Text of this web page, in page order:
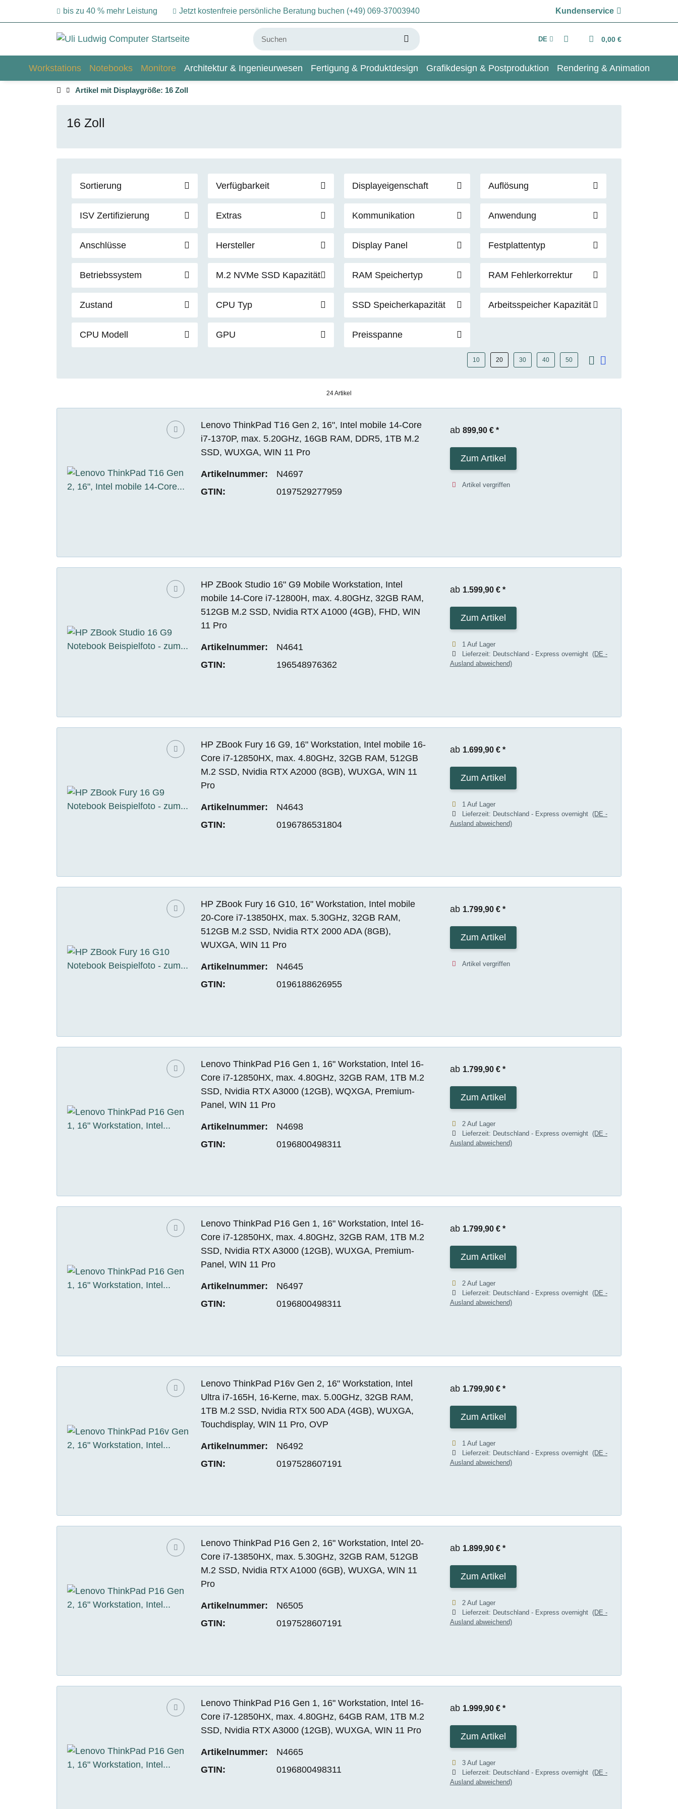
bis zu 40 % mehr Leistung Jetzt kostenfreie persönliche Beratung buchen (+49) 069-37003940 Kundenservice
DE 0,00 €
Workstations Notebooks Monitore Architektur & Ingenieurwesen Fertigung & Produktdesign Grafikdesign & Postproduktion Rendering & Animation
Artikel mit Displaygröße: 16 Zoll
16 Zoll
Sortierung Verfügbarkeit Displayeigenschaft Auflösung
ISV Zertifizierung Extras Kommunikation Anwendung
Anschlüsse Hersteller Display Panel Festplattentyp
Betriebssystem M.2 NVMe SSD Kapazität RAM Speichertyp RAM Fehlerkorrektur
Zustand CPU Typ SSD Speicherkapazität Arbeitsspeicher Kapazität
CPU Modell GPU Preisspanne
10 20 30 40 50
24 Artikel
Lenovo ThinkPad T16 Gen 2, 16", Intel mobile 14-Core
i7-1370P, max. 5.20GHz, 16GB RAM, DDR5, 1TB M.2
SSD, WUXGA, WIN 11 Pro
Artikelnummer:
N4697
GTIN:
0197529277959
ab 899,90 € *
Zum Artikel
Artikel vergriffen
HP ZBook Studio 16" G9 Mobile Workstation, Intel
mobile 14-Core i7-12800H, max. 4.80GHz, 32GB RAM,
512GB M.2 SSD, Nvidia RTX A1000 (4GB), FHD, WIN
11 Pro
Artikelnummer:
N4641
GTIN:
196548976362
ab 1.599,90 € *
Zum Artikel
1 Auf Lager
Lieferzeit: Deutschland - Express overnight (DE -
Ausland abweichend)
HP ZBook Fury 16 G9, 16" Workstation, Intel mobile 16-
Core i7-12850HX, max. 4.80GHz, 32GB RAM, 512GB
M.2 SSD, Nvidia RTX A2000 (8GB), WUXGA, WIN 11
Pro
Artikelnummer:
N4643
GTIN:
0196786531804
ab 1.699,90 € *
Zum Artikel
1 Auf Lager
Lieferzeit: Deutschland - Express overnight (DE -
Ausland abweichend)
HP ZBook Fury 16 G10, 16" Workstation, Intel mobile
20-Core i7-13850HX, max. 5.30GHz, 32GB RAM,
512GB M.2 SSD, Nvidia RTX 2000 ADA (8GB),
WUXGA, WIN 11 Pro
Artikelnummer:
N4645
GTIN:
0196188626955
ab 1.799,90 € *
Zum Artikel
Artikel vergriffen
Lenovo ThinkPad P16 Gen 1, 16" Workstation, Intel 16-
Core i7-12850HX, max. 4.80GHz, 32GB RAM, 1TB M.2
SSD, Nvidia RTX A3000 (12GB), WQXGA, Premium-
Panel, WIN 11 Pro
Artikelnummer:
N4698
GTIN:
0196800498311
ab 1.799,90 € *
Zum Artikel
2 Auf Lager
Lieferzeit: Deutschland - Express overnight (DE -
Ausland abweichend)
Lenovo ThinkPad P16 Gen 1, 16" Workstation, Intel 16-
Core i7-12850HX, max. 4.80GHz, 32GB RAM, 1TB M.2
SSD, Nvidia RTX A3000 (12GB), WUXGA, Premium-
Panel, WIN 11 Pro
Artikelnummer:
N6497
GTIN:
0196800498311
ab 1.799,90 € *
Zum Artikel
2 Auf Lager
Lieferzeit: Deutschland - Express overnight (DE -
Ausland abweichend)
Lenovo ThinkPad P16v Gen 2, 16" Workstation, Intel
Ultra i7-165H, 16-Kerne, max. 5.00GHz, 32GB RAM,
1TB M.2 SSD, Nvidia RTX 500 ADA (4GB), WUXGA,
Touchdisplay, WIN 11 Pro, OVP
Artikelnummer:
N6492
GTIN:
0197528607191
ab 1.799,90 € *
Zum Artikel
1 Auf Lager
Lieferzeit: Deutschland - Express overnight (DE -
Ausland abweichend)
Lenovo ThinkPad P16 Gen 2, 16" Workstation, Intel 20-
Core i7-13850HX, max. 5.30GHz, 32GB RAM, 512GB
M.2 SSD, Nvidia RTX A1000 (6GB), WUXGA, WIN 11
Pro
Artikelnummer:
N6505
GTIN:
0197528607191
ab 1.899,90 € *
Zum Artikel
2 Auf Lager
Lieferzeit: Deutschland - Express overnight (DE -
Ausland abweichend)
Lenovo ThinkPad P16 Gen 1, 16" Workstation, Intel 16-
Core i7-12850HX, max. 4.80GHz, 64GB RAM, 1TB M.2
SSD, Nvidia RTX A3000 (12GB), WUXGA, WIN 11 Pro
Artikelnummer:
N4665
GTIN:
0196800498311
ab 1.999,90 € *
Zum Artikel
3 Auf Lager
Lieferzeit: Deutschland - Express overnight (DE -
Ausland abweichend)